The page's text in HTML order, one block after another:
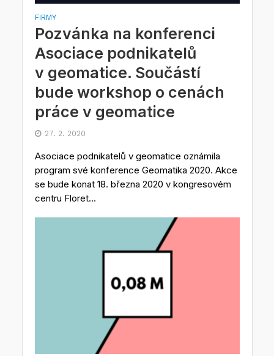
FIRMY
Pozvánka na konferenci
Asociace podnikatelů
v geomatice. Součástí
bude workshop o cenách
práce v geomatice
27. 2. 2020
Asociace podnikatelů v geomatice oznámila
program své konference Geomatika 2020. Akce
se bude konat 18. března 2020 v kongresovém
centru Floret...